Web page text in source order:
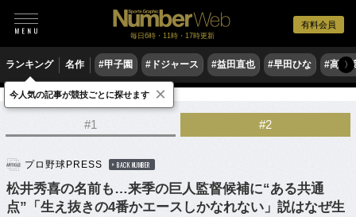
有料会員
毎日6時・11時・17時更新
ランキング 名作 #甲子園 #ドジャース #益田直也 #早田ひな #高木
〉
野球 プロ野球
#1 #2
プロ野球PRESS BACK NUMBER
松井秀喜の名前も…来季の巨人監督候補に“ある共通
点”「生え抜きの4番かエースしかなれない」説はなぜ生
今人気の記事が競技ごとに探せます ×